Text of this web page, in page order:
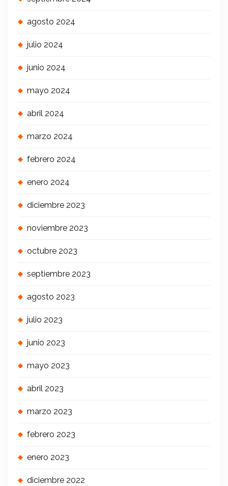
agosto 2024
julio 2024
junio 2024
mayo 2024
abril 2024
marzo 2024
febrero 2024
enero 2024
diciembre 2023
noviembre 2023
octubre 2023
septiembre 2023
agosto 2023
julio 2023
junio 2023
mayo 2023
abril 2023
marzo 2023
febrero 2023
enero 2023
diciembre 2022